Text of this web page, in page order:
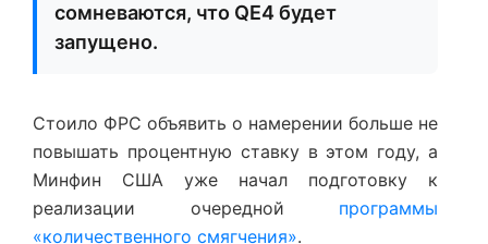
сомневаются, что QE4 будет
запущено.
Стоило ФРС объявить о намерении больше не
повышать процентную ставку в этом году, а
Минфин США уже начал подготовку к
реализации очередной программы
«количественного смягчения».